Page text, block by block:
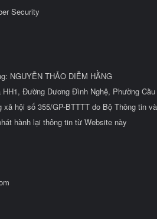
Security
NGUYỄN THẢO DIỄM HẰNG
Đường Dương Đình Nghệ, Phường
hội số 355/GP-BTTTT do Bộ Thông tin
hành lại thông tin từ Website này